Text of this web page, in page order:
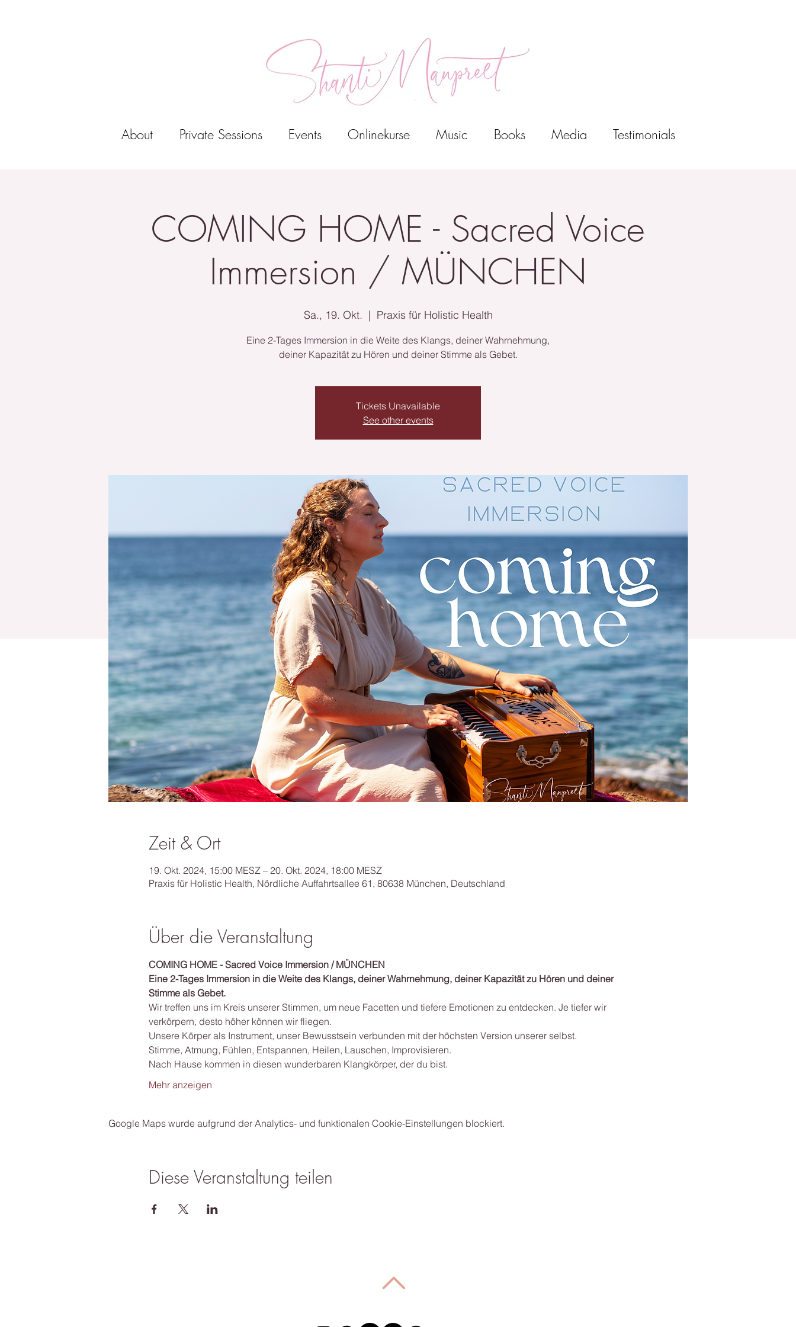
About Private Sessions Events Onlinekurse Music Books Media Testimonials
COMING HOME - Sacred Voice
Immersion / MÜNCHEN
Sa., 19. Okt.
  |
Praxis für Holistic Health
Eine 2-Tages Immersion in die Weite des Klangs, deiner Wahrnehmung,
deiner Kapazität zu Hören und deiner Stimme als Gebet.
Tickets Unavailable
See other events
Zeit & Ort
19. Okt. 2024, 15:00 MESZ – 20. Okt. 2024, 18:00 MESZ
Praxis für Holistic Health, Nördliche Auffahrtsallee 61, 80638 München, Deutschland
Über die Veranstaltung
COMING HOME - Sacred Voice Immersion / MÜNCHEN
Eine 2-Tages Immersion in die Weite des Klangs, deiner Wahrnehmung, deiner Kapazität zu Hören und deiner
Stimme als Gebet.
Wir treffen uns im Kreis unserer Stimmen, um neue Facetten und tiefere Emotionen zu entdecken. Je tiefer wir
verkörpern, desto höher können wir fliegen.
Unsere Körper als Instrument, unser Bewusstsein verbunden mit der höchsten Version unserer selbst.
Stimme, Atmung, Fühlen, Entspannen, Heilen, Lauschen, Improvisieren.
Nach Hause kommen in diesen wunderbaren Klangkörper, der du bist.
Mehr anzeigen
Google Maps wurde aufgrund der Analytics- und funktionalen Cookie-Einstellungen blockiert.
Diese Veranstaltung teilen